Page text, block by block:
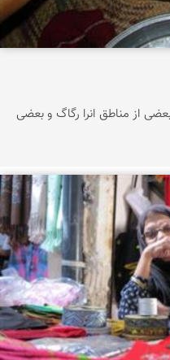
از مناطق انرا رگاگ و بعضی